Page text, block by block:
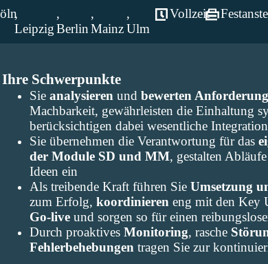
,
Leipzig
,
Berlin
,
Mainz
,
Ulm
Vollzeit
Ihre Schwerpunkte
Sie analysieren und bewerten
Machbarkeit, gewährleisten die Einhaltung
berücksichtigen dabei wesentliche
Sie übernehmen die Verantwortung für das
der Module SD und MM, gestalten
Ideen ein
Als treibende Kraft führen Sie Umsetzung
zum Erfolg, koordinieren eng mit den Key
Go-liveund sorgen so für einen
Durch proaktives Monitoring, rasche
Fehlerbehebungen tragen Sie zur